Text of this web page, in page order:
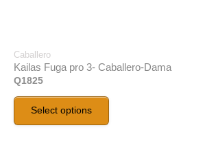
Caballero
Kailas Fuga pro 3- Caballero-Dama
Q1825
Select options